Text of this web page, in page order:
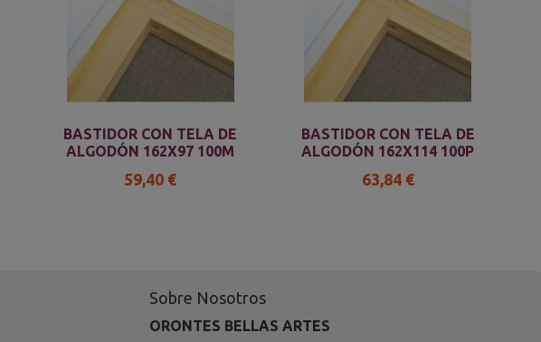
BASTIDOR CON TELA DE
ALGODÓN 162X97 100M
59,40 €
BASTIDOR CON TELA DE
ALGODÓN 162X114 100P
63,84 €
Sobre Nosotros
ORONTES BELLAS ARTES